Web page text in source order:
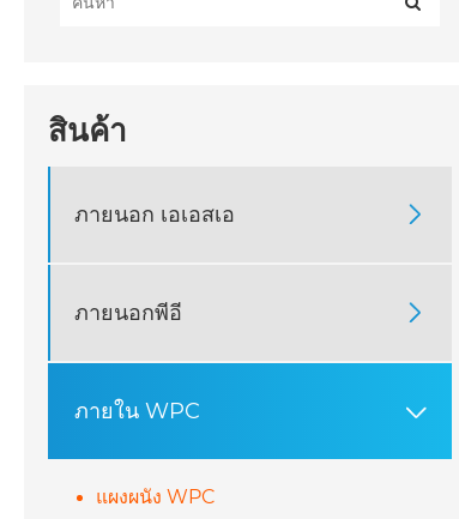
สินค้า
ภายนอก เอเอสเอ 
ภายนอกพีอี 
ภายใน WPC 
แผงผนัง WPC